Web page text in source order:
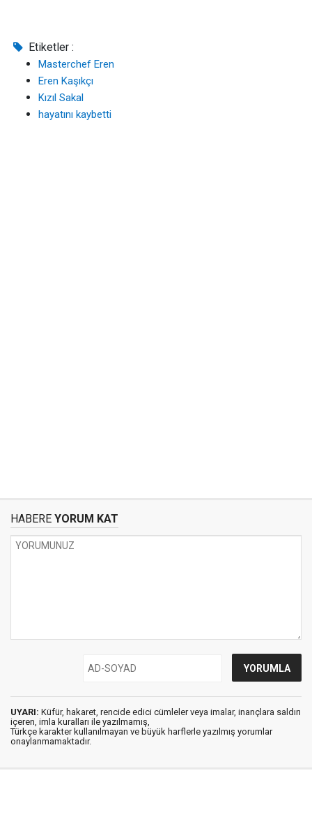
Etiketler :
Masterchef Eren
Eren Kaşıkçı
Kızıl Sakal
hayatını kaybetti
HABERE YORUM KAT
UYARI: Küfür, hakaret, rencide edici cümleler veya imalar, inançlara saldırı
içeren, imla kuralları ile yazılmamış,
Türkçe karakter kullanılmayan ve büyük harflerle yazılmış yorumlar
onaylanmamaktadır.